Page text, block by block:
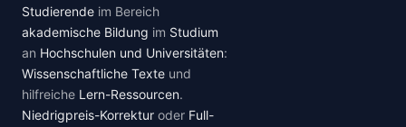
Studierende im Bereich
akademische Bildung im Studium
an Hochschulen und Universitäten:
Wissenschaftliche Texte und
hilfreiche Lern-Ressourcen.
Niedrigpreis-Korrektur oder Full-